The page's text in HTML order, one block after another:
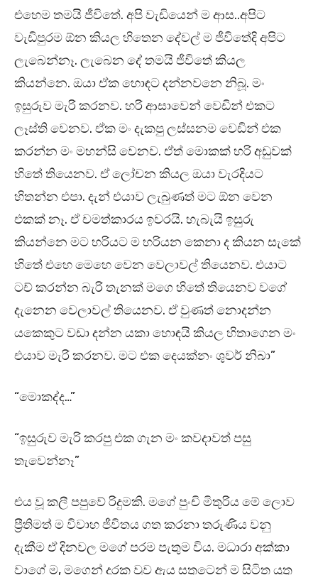
එහෙම තමයි ජීවිතේ. අපි වැඩියෙන් ම ආස..අපිට
වැඩිපුරම ඕන කියල හිතෙන දේවල් ම ජීවිතේදි අපිට
ලැබෙන්නෑ. ලැබෙන දේ තමයි ජීවිතේ කියල
කියන්නෙ. ඔයා ඒක හොඳට දන්නවනෙ නිබූ. මං
ඉසුරුව මැරි කරනව. හරි ආසාවෙන් වෙඩින් එකට
ලෑස්ති වෙනව. ඒක මං දැකපු ලස්සනම වෙඩින් එක
කරන්න මං මහන්සි වෙනව. ඒත් මොකක් හරි අඩුවක්
හිතේ තියෙනව. ඒ ලෝචන කියල ඔයා වැරදියට
හිතන්න එපා. දැන් එයාව ලැබුණත් මට ඕන වෙන
එකක් නෑ. ඒ චමත්කාරය ඉවරයි. හැබැයි ඉසුරු
කියන්නෙ මට හරියට ම හරියන කෙනා ද කියන සැකේ
හිතේ එහෙ මෙහෙ වෙන වෙලාවල් තියෙනව. එයාට
ටච් කරන්න බැරි තැනක් මගෙ හිතේ තියෙනව වගේ
දැනෙන වෙලාවල් තියෙනව. ඒ වුණත් නොදන්න
යකෙකුට වඩා දන්න යකා හොඳයි කියල හිතාගෙන මං
එයාව මැරි කරනව. මට එක දෙයක්නං ශුවර් නිබා”
“මොකද්ද…”
“ඉසුරුව මැරි කරපු එක ගැන මං කවදාවත් පසු
තැවෙන්නෑ”
එය වූ කලී පපුවේ රිදුමකි. මගේ පුංචි මිතුරිය මේ ලොව
ප්‍රීතිමත් ම විවාහ ජීවිතය ගත කරනා තරුණිය වනු
දැකීම ඒ දිනවල මගේ පරම පැතුම විය. මධාරා අක්කා
වාගේ ම, මගෙන් දුරක වුව ඇය සතුටෙන් ම සිටිත යුතු